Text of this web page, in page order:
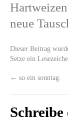
neue
Dieser Beitrag
Setze ein
← so ein sonntag.